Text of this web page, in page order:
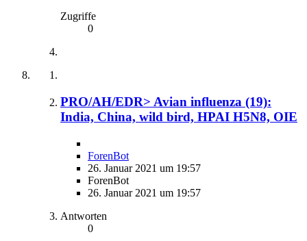
Zugriffe
0
PRO/AH/EDR> Avian influenza (19):
India, China, wild bird, HPAI H5N8, OIE
ForenBot
26. Januar 2021 um 19:57
ForenBot
26. Januar 2021 um 19:57
Antworten
0